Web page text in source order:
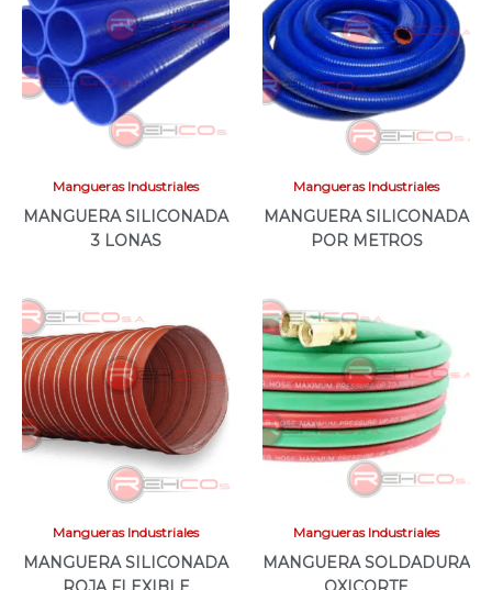
Mangueras Industriales
MANGUERA SILICONADA
3 LONAS
Mangueras Industriales
MANGUERA SILICONADA
POR METROS
Mangueras Industriales
MANGUERA SILICONADA
Mangueras Industriales
MANGUERA SOLDADURA